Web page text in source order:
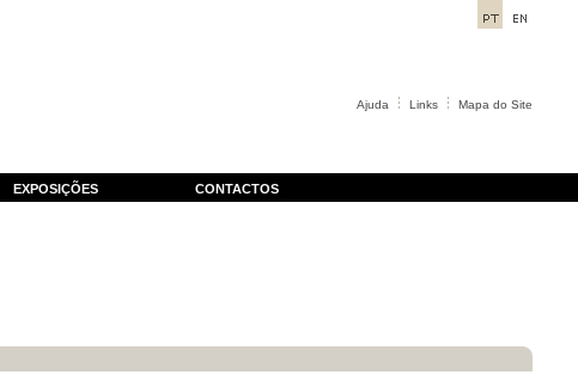
Ajuda Links Mapa do Site
EXPOSIÇÕES CONTACTOS